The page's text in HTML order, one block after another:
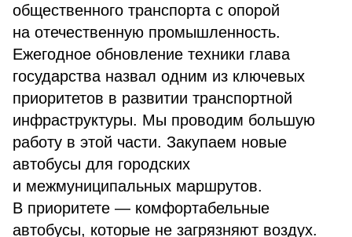
общественного транспорта с опорой
на отечественную промышленность.
Ежегодное обновление техники глава
государства назвал одним из ключевых
приоритетов в развитии транспортной
инфраструктуры. Мы проводим большую
работу в этой части. Закупаем новые
автобусы для городских
и межмуниципальных маршрутов.
В приоритете — комфортабельные
автобусы, которые не загрязняют воздух.